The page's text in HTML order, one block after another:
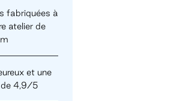
fabriquées à
atelier de
et une
de 4,9/5